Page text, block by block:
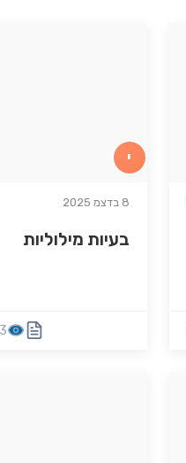
י
8 בדצמ 2025
בעיות מילוליות